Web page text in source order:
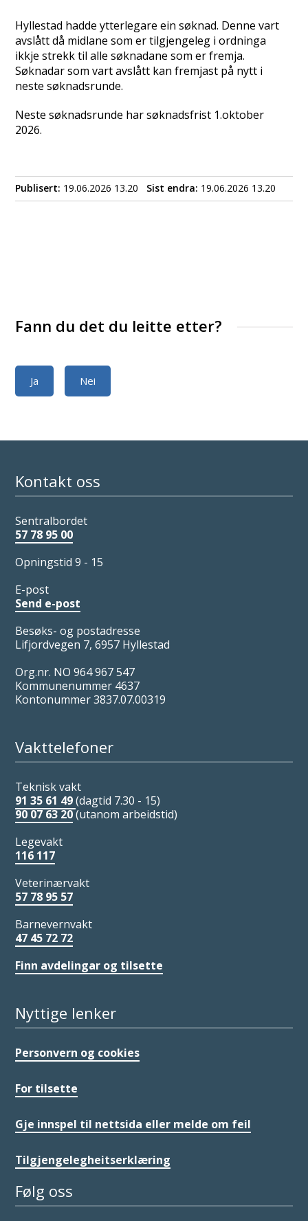
Hyllestad hadde ytterlegare ein søknad. Denne vart
avslått då midlane som er tilgjengeleg i ordninga
ikkje strekk til alle søknadane som er fremja.
Søknadar som vart avslått kan fremjast på nytt i
neste søknadsrunde.
Neste søknadsrunde har søknadsfrist 1.oktober
2026.
Publisert 19.06.2026 13.20 Sist endra 19.06.2026 13.20
Fann du det du leitte etter?
Ja Nei
Kontakt oss
Sentralbordet
57 78 95 00
Opningstid 9 - 15
E-post
Send e-post
Besøks- og postadresse
Lifjordvegen 7, 6957 Hyllestad
Org.nr. NO 964 967 547
Kommunenummer 4637
Kontonummer 3837.07.00319
Vakttelefoner
Teknisk vakt
91 35 61 49(dagtid 7.30 - 15)
90 07 63 20(utanom arbeidstid)
Legevakt
116 117
Veterinærvakt
57 78 95 57
Barnevernvakt
47 45 72 72
Finn avdelingar og tilsette
Nyttige lenker
Personvern og cookies
For tilsette
Gje innspel til nettsida eller melde om feil
Tilgjengelegheitserklæring
Følg oss